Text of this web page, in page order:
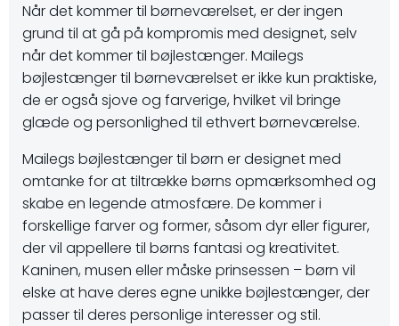
Når det kommer til børneværelset, er der ingen
grund til at gå på kompromis med designet, selv
når det kommer til bøjlestænger. Mailegs
bøjlestænger til børneværelset er ikke kun praktiske,
de er også sjove og farverige, hvilket vil bringe
glæde og personlighed til ethvert børneværelse.
Mailegs bøjlestænger til børn er designet med
omtanke for at tiltrække børns opmærksomhed og
skabe en legende atmosfære. De kommer i
forskellige farver og former, såsom dyr eller figurer,
der vil appellere til børns fantasi og kreativitet.
Kaninen, musen eller måske prinsessen – børn vil
elske at have deres egne unikke bøjlestænger, der
passer til deres personlige interesser og stil.